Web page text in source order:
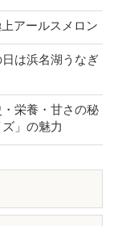
アールスメロン
は浜名湖うなぎ
栄養・甘さの秘
」の魅力